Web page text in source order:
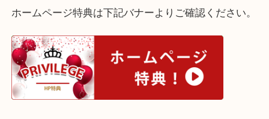
神戸市兵庫区菊水町のお客様から、商品券を買取し